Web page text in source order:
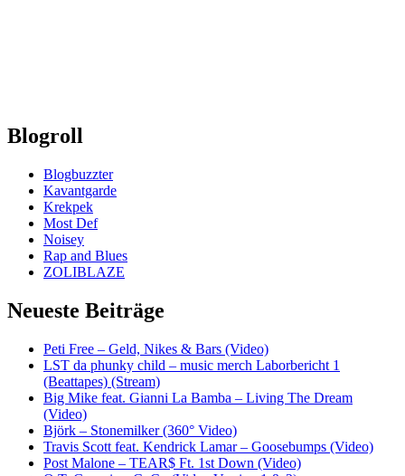
Blogroll
Blogbuzzter
Kavantgarde
Krekpek
Most Def
Noisey
Rap and Blues
ZOLIBLAZE
Neueste Beiträge
Peti Free – Geld, Nikes & Bars (Video)
LST da phunky child – music merch Laborbericht 1
(Beattapes) (Stream)
Big Mike feat. Gianni La Bamba – Living The Dream
(Video)
Björk – Stonemilker (360° Video)
Travis Scott feat. Kendrick Lamar – Goosebumps (Video)
Post Malone – TEAR$ Ft. 1st Down (Video)